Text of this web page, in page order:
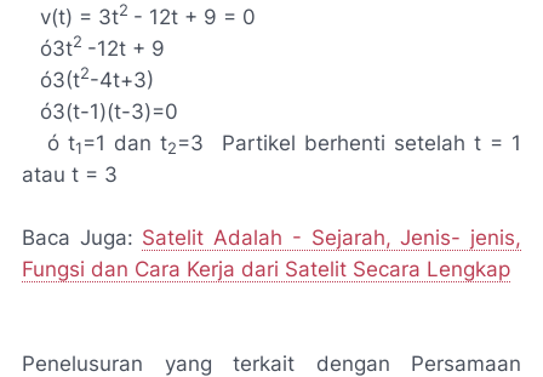
v(t) = 3t2 - 12t + 9 = 0
ó3t2 -12t + 9
ó3(t2-4t+3)
ó3(t-1)(t-3)=0
ó t1 =1 dan t2 =3 Partikel berhenti setelah t = 1
atau t = 3
Baca Juga: Satelit Adalah - Sejarah, Jenis- jenis,
Fungsi dan Cara Kerja dari Satelit Secara Lengkap
Penelusuran yang terkait dengan Persamaan